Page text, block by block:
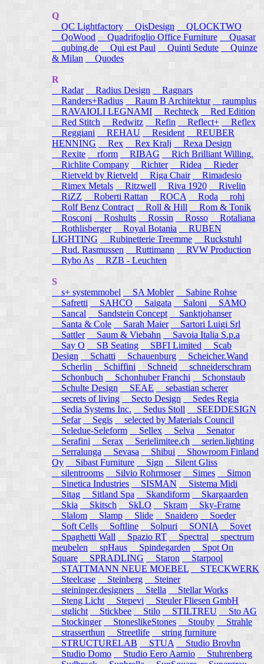
Q
QC Lightfactory
QisDesign
QLOCKTWO
QoWood Quadrifoglio Office Furniture
Quasar
qubing.de
Qui est Paul Quinti Sedute
Quinze
& Milan
Quodes
R
Radar
Radius Design
Ragnars
Randers+Radius
Raum B Architektur raumplus
RAVAIOLI LEGNAMI
Rechteck
Red Edition
Red Stitch
Redwitz Refin Reflect+
Reflex
Reggiani
REHAU Resident
REUBER
HENNING
Rex Rex Kralj
Rexa Design
Rexite
rform RIBAG
Rich Brilliant Willing.
Richlite Company
Richter Ridea
Rieder
Rietveld by Rietveld
Riga Chair
Rimadesio
Rimex Metals
Ritzwell Riva 1920
Rivelin
RiZZ
Roberti Rattan ROCA Roda
rohi
Rolf Benz Contract
Roll & Hill
Rom & Tonik
Rosconi Roshults Rossin Rosso
Rotaliana
Rothlisberger
Royal Botania
RUBEN
LIGHTING
Rubinetterie Treemme
Ruckstuhl
Rud. Rasmussen
Ruttimann
RVW Production
Rybo As
RZB - Leuchten
S
s+ systemmobel
SA Mobler
Sabine Rohse
Safretti
SAHCO Saigata Saloni
SAMO
Sancal
Sandstein Concept
Sanktjohanser
Santa & Cole
Sarah Maier
Sartori Luigi Srl
Sattler
Saum & Viebahn
Savoia Italia S.p.a
Say O
SB Seating SBFI Limited
Scab
Design
Schatti Schauenburg
Scheicher.Wand
Scherlin
Schiffini Schneid
schneiderschram
Schonbuch
Schonhuber Franchi
Schonstaub
Schulte Design
SEAE
sebastian scherer
secrets of living
Secto Design
Sedes Regia
Sedia Systems Inc.
Sedus Stoll
SEEDDESIGN
Sefar
Segis
selected by Materials Council
Seledue-Seleform
Sellex Selva
Senator
Serafini
Serax Serielimitee.ch
serien.lighting
Serralunga
Sevasa Shibui
Showroom Finland
Oy
Sibast Furniture Sign
Silent Gliss
silentrooms
Silvio Rohrmoser Simes Simon
Sinetica Industries
SISMAN
Sistema Midi
Sitag
Sitland Spa Skandiform
Skargaarden
Skia
Skitsch SkLO Skram
Sky-Frame
Slalom
Slamp Slide Snaidero
Soeder
Soft Cells
Softline Solpuri SONIA
Sovet
Spaghetti Wall
Spazio RT Spectral
spectrum
meubelen
spHaus Spindegarden
Spot On
Square
SPRADLING Staron
Starpool
STATTMANN NEUE MOEBEL
STECKWERK
Steelcase
Steinberg
Steiner
steininger.designers
Stella Stellar Works
Steng Licht
Stepevi
Steuler Fliesen GmbH
stglicht
Stickbee Stilo STILTREU
Sto AG
Stockinger
StoneslikeStones Stouby
Strahle
strasserthun
Streetlife
string furniture
STRUCTURELAB
STUA
Studio Brovhn
Studio Domo
Studio Eero Aarnio
Stuhrenberg